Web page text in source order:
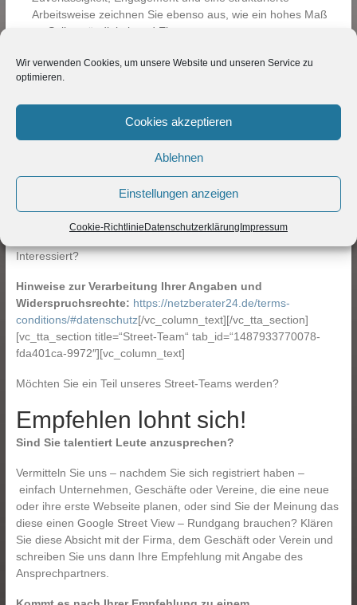
Wir verwenden Cookies, um unsere Website und unseren Service zu
optimieren.
Cookies akzeptieren
Ablehnen
Einstellungen anzeigen
Cookie-RichtlinieDatenschutzerklärungImpressum
Arbeitsweise zeichnen Sie ebenso aus, wie ein hohes Maß
an Selbstständigkeit und Eigenverantwortung
Unser Angebot:
Eine spannende Aufgabe mit Entwicklungsmöglichkeiten in
einem zukunftsorientierten Technologie Unternehmen
Eine abwechslungsreiche Tätigkeit im Außendienst
Eine intensive und praxisorientierte Einarbeitung
Sie erwartet eine äußerst vielseitige und interessante Aufgabe in
einem wachstumsorientierten Unternehmen mit einem
Interessiert?
Hinweise zur Verarbeitung Ihrer Angaben und
Widerspruchsrechte: https://netzberater24.de/terms-
conditions/#datenschutz[/vc_column_text][/vc_tta_section]
[vc_tta_section title=“Street-Team“ tab_id=“1487933770078-
fda401ca-9972″][vc_column_text]
Möchten Sie ein Teil unseres Street-Teams werden?
Empfehlen lohnt sich!
Sind Sie talentiert Leute anzusprechen?
Vermitteln Sie uns ‒ nachdem Sie sich registriert haben ‒
einfach Unternehmen, Geschäfte oder Vereine, die eine neue
oder ihre erste Webseite planen, oder sind Sie der Meinung das
diese einen Google Street View – Rundgang brauchen? Klären
Sie diese Absicht mit der Firma, dem Geschäft oder Verein und
schreiben Sie uns dann Ihre Empfehlung mit Angabe des
Ansprechpartners.